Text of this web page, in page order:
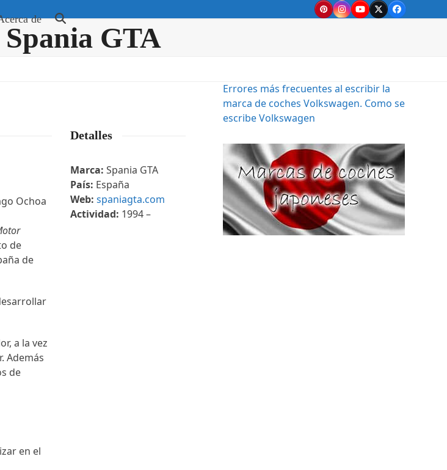
PinterestInstagram
YouTube
TwitterFacebook
de
Spania GTA
Ochoa
de
de
a la vez
Además
de
en el
Detalles
Marca: Spania GTA
País: España
Web: spaniagta.com
Actividad: 1994 –
Errores más frecuentes al escribir la
marca de coches Volkswagen. Como se
escribe Volkswagen